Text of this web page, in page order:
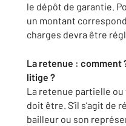
le dépôt de garantie.
un montant
charges devra être
La retenue : comment
litige ?
La retenue partielle
doit être. S’il s’agit de
bailleur ou son